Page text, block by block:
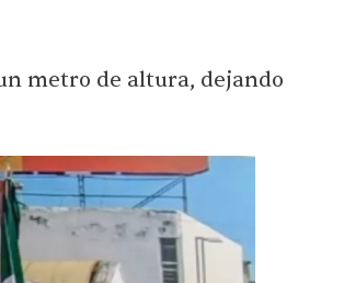
metro de altura, dejando